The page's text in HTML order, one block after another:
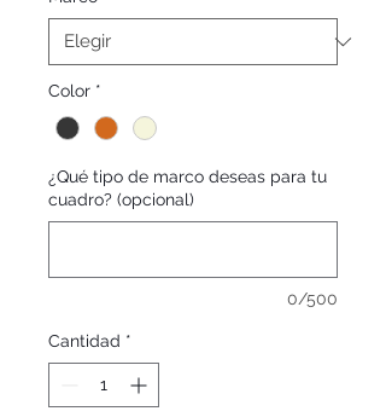
Color *
¿Qué tipo de marco deseas para tu
cuadro? (opcional)
0/500
Cantidad *